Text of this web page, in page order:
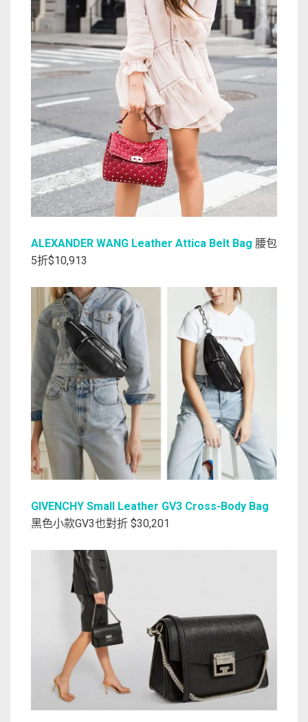
ALEXANDER WANG Leather Attica Belt Bag 腰包
5折$10,913
GIVENCHY Small Leather GV3 Cross-Body Bag
黑色小款GV3也對折 $30,201